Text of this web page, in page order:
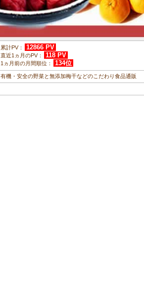
累計PV： 12866 PV
直近1ヵ月のPV： 118 PV
1ヵ月前の月間順位： 134位
有機・安全の野菜と無添加梅干などのこだわり食品通販